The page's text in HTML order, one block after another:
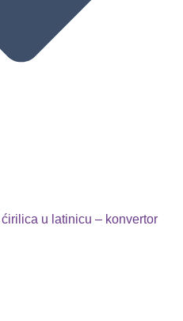
u latinicu – konvertor